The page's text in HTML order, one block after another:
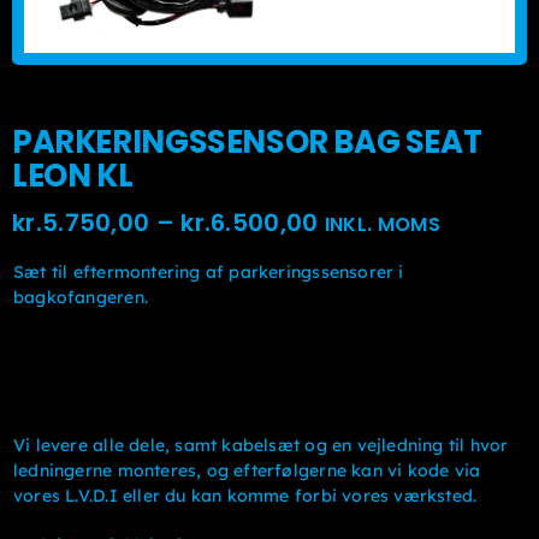
PARKERINGSSENSOR BAG SEAT
LEON KL
kr.5.750,00 – kr.6.500,00 Prisinterval:
INKL. MOMS
Sæt til eftermontering af parkeringssensorer i
bagkofangeren.
Vi levere alle dele, samt kabelsæt og en vejledning til hvor
ledningerne monteres, og efterfølgerne kan vi kode via
vores L.V.D.I eller du kan komme forbi vores værksted.